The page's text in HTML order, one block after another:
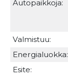
Autopaikkoja:
Valmistuu:
Energialuokka:
Esite: